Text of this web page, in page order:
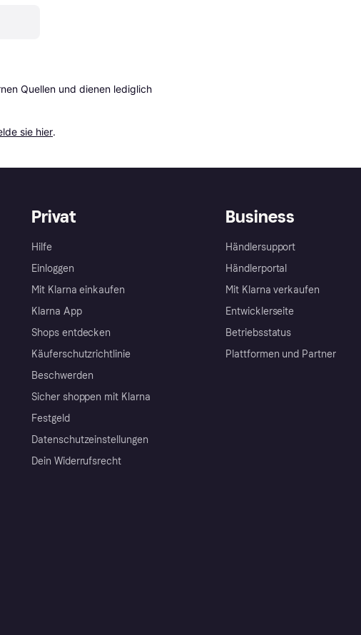
Quellen und dienen lediglich
sie hier.
Privat
Hilfe
Einloggen
Mit Klarna einkaufen
Klarna App
Shops entdecken
Käuferschutzrichtlinie
Beschwerden
Sicher shoppen mit Klarna
Festgeld
Datenschutzeinstellungen
Dein Widerrufsrecht
Business
Händlersupport
Händlerportal
Mit Klarna verkaufen
Entwicklerseite
Betriebsstatus
Plattformen und Partner